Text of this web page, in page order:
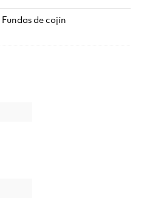
Fundas de cojín